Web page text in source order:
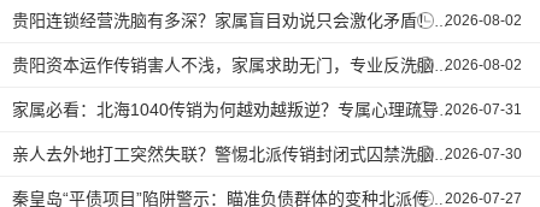
贵阳连锁经营洗脑有多深？家属盲目劝说只会激化矛盾！正确唤醒技巧在这里。【反传销救助中心孙老师】2026-08-02
贵阳资本运作传销害人不浅，家属求助无门，专业反洗脑打破思想牢笼。【反传销救助中心】2026-08-02
家属必看：北海1040传销为何越劝越叛逆？专属心理疏导破解洗脑死循环 。【反传销救助中心】
2026-07-31
亲人去外地打工突然失联？警惕北派传销封闭式囚禁洗脑陷阱。【反传销救助中心】2026-07-30
秦皇岛“平债项目”陷阱警示：瞄准负债群体的变种北派传销，劝说难度不容小觑.【反传销救助中心】 2026-07-27